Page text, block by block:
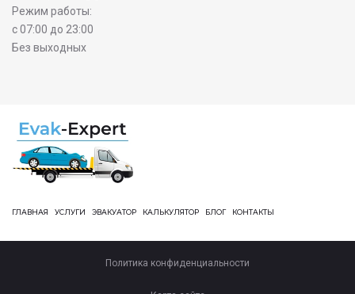
Режим работы:
с 07:00 до 23:00
Без выходных
ГЛАВНАЯ УСЛУГИ ЭВАКУАТОР КАЛЬКУЛЯТОР БЛОГ КОНТАКТЫ
Политика конфиденциальности